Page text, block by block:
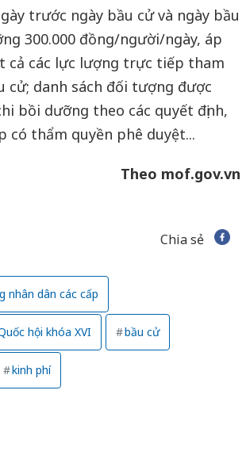
trước ngày bầu cử và ngày bầu
300.000 đồng/người/ngày, áp
cả các lực lượng trực tiếp tham
cử; danh sách đối tượng được
bồi dưỡng theo các quyết định,
có thẩm quyền phê duyệt...
Theo mof.gov.vn
Chia sẻ
nhân dân các cấp
hội khóa XVI bầu cử
kinh phí